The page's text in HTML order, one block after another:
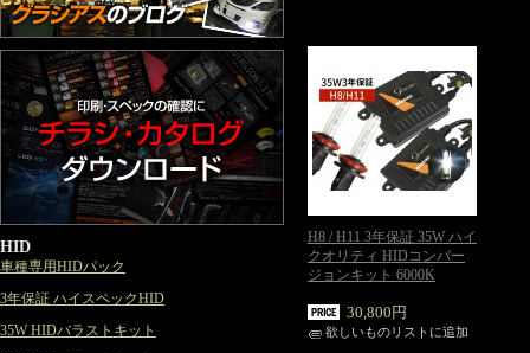
H8 / H11 3年保証 35W ハイ
クオリティ HIDコンバー
ジョンキット 6000K
30,800円
欲しいものリストに追加
HID
車種専用HIDパック
3年保証 ハイスペックHID
35W HIDバラストキット